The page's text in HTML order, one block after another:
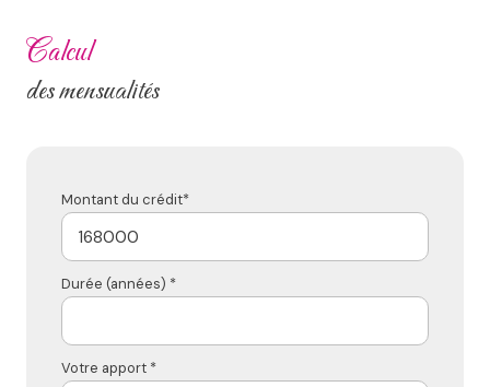
calcul
des mensualités
Montant du crédit*
Durée (années) *
Votre apport *